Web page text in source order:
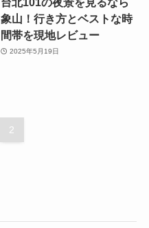
象山！行き方とベストな時
間帯を現地レビュー
2025年5月19日
2